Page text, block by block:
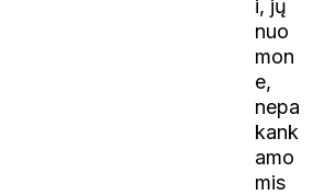
i, jų
nuo
mon
e,
nepa
kank
amo
mis